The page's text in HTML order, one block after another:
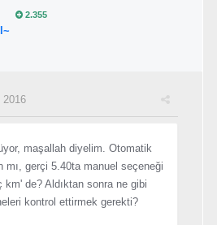
2.355
2016
maşallah diyelim. Otomatik
mı, gerçi 5.40ta manuel seçeneği
de? Aldıktan sonra ne gibi
kontrol ettirmek gerekti?